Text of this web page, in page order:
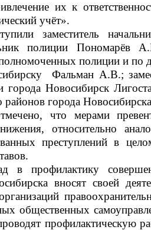
их к
учёт».
заместитель
полиции Пономарёв
полиции и
Фальман А.В.;
города Новосибирск
города
что мерами
относительно
преступлений в
в профилактику
вносят своей
общественных
профилактическую